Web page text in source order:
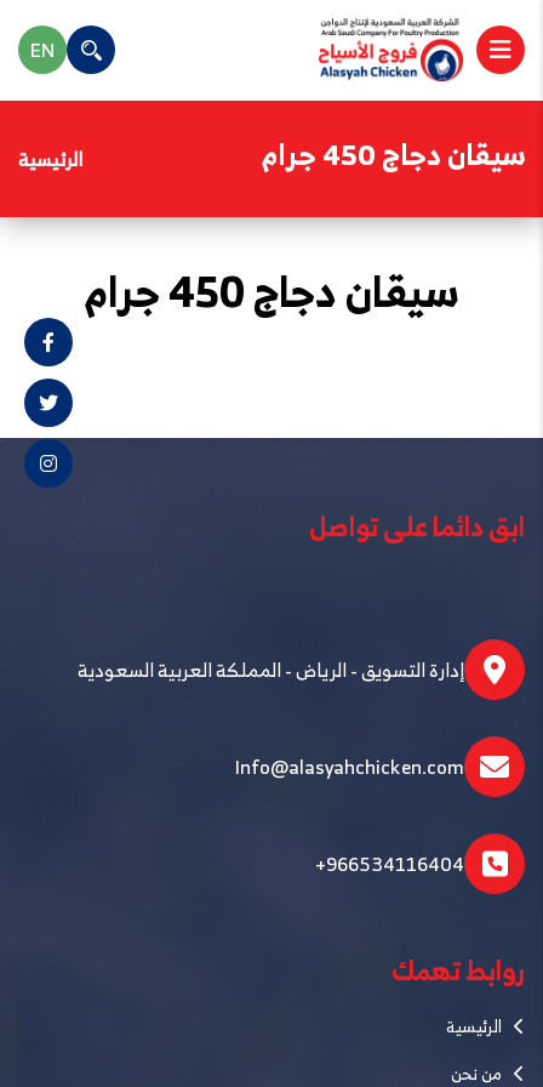
EN
سيقان دجاج 450 جرام الرئيسية
سيقان دجاج 450 جرام
ابق دائما على تواصل
إدارة التسويق - الرياض - المملكة العربية السعودية
Info@alasyahchicken.com
+966534116404
روابط تهمك
الرئيسية
من نحن